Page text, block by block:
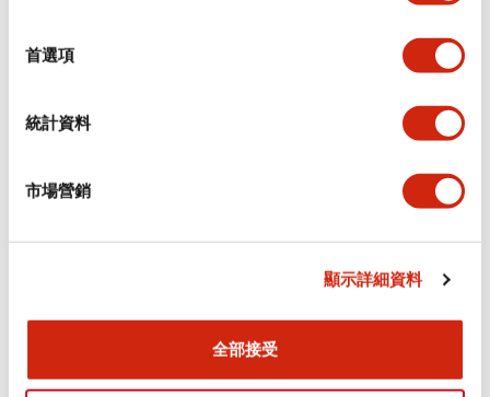
首選項
統計資料
市場營銷
顯示詳細資料
全部接受
功能規格